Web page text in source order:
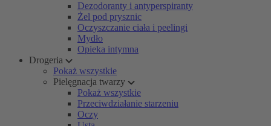
Dezodoranty i antyperspiranty
Żel pod prysznic
Oczyszczanie ciała i peelingi
Mydło
Opieka intymna
Drogeria
Pokaż wszystkie
Pielęgnacja twarzy
Pokaż wszystkie
Przeciwdziałanie starzeniu
Oczy